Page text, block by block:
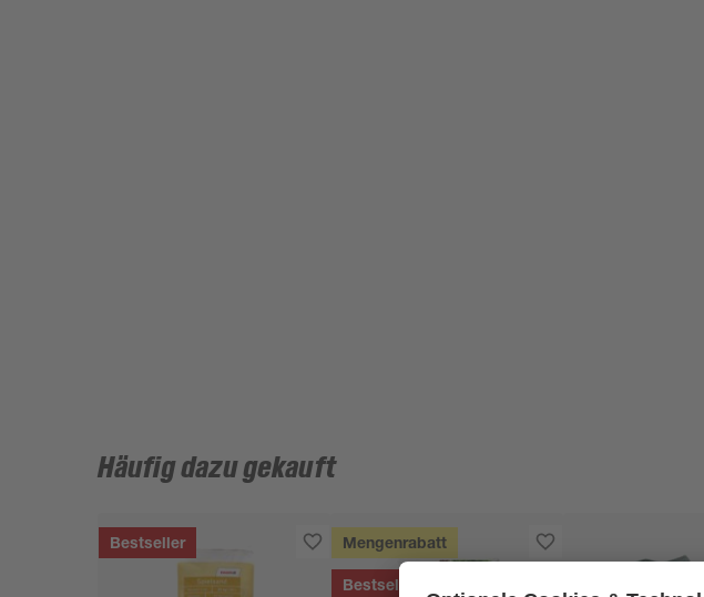
Häufig dazu gekauft
Bestseller Mengenrabatt
Bestseller